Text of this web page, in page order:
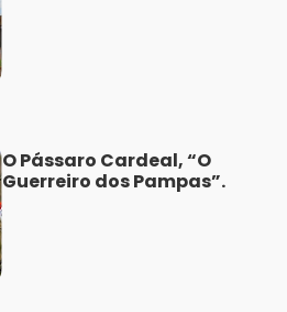
O Pássaro Cardeal, “O
Guerreiro dos Pampas”.